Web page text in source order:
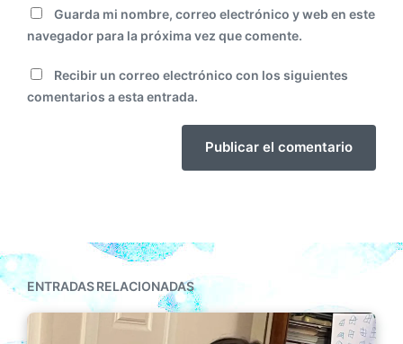
Guarda mi nombre, correo electrónico y web en este
navegador para la próxima vez que comente.
Recibir un correo electrónico con los siguientes
comentarios a esta entrada.
ENTRADAS RELACIONADAS